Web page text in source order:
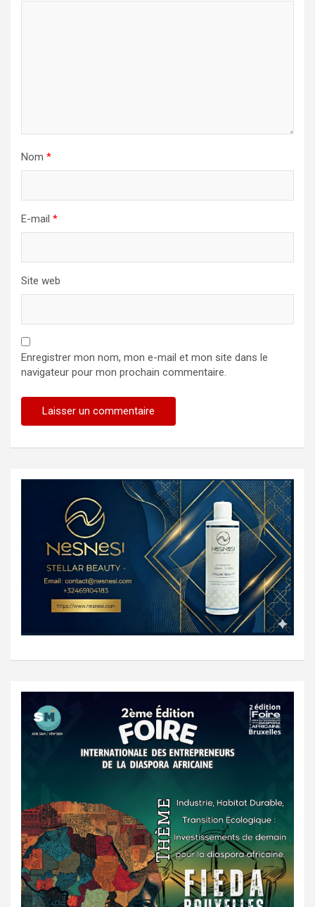
Nom *
E-mail *
Site web
Enregistrer mon nom, mon e-mail et mon site dans le
navigateur pour mon prochain commentaire.